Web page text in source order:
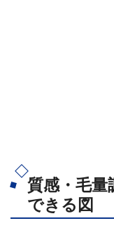
質感・毛量
できる図